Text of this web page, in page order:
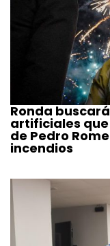
Ronda
artificiales que
de Pedro
incendios